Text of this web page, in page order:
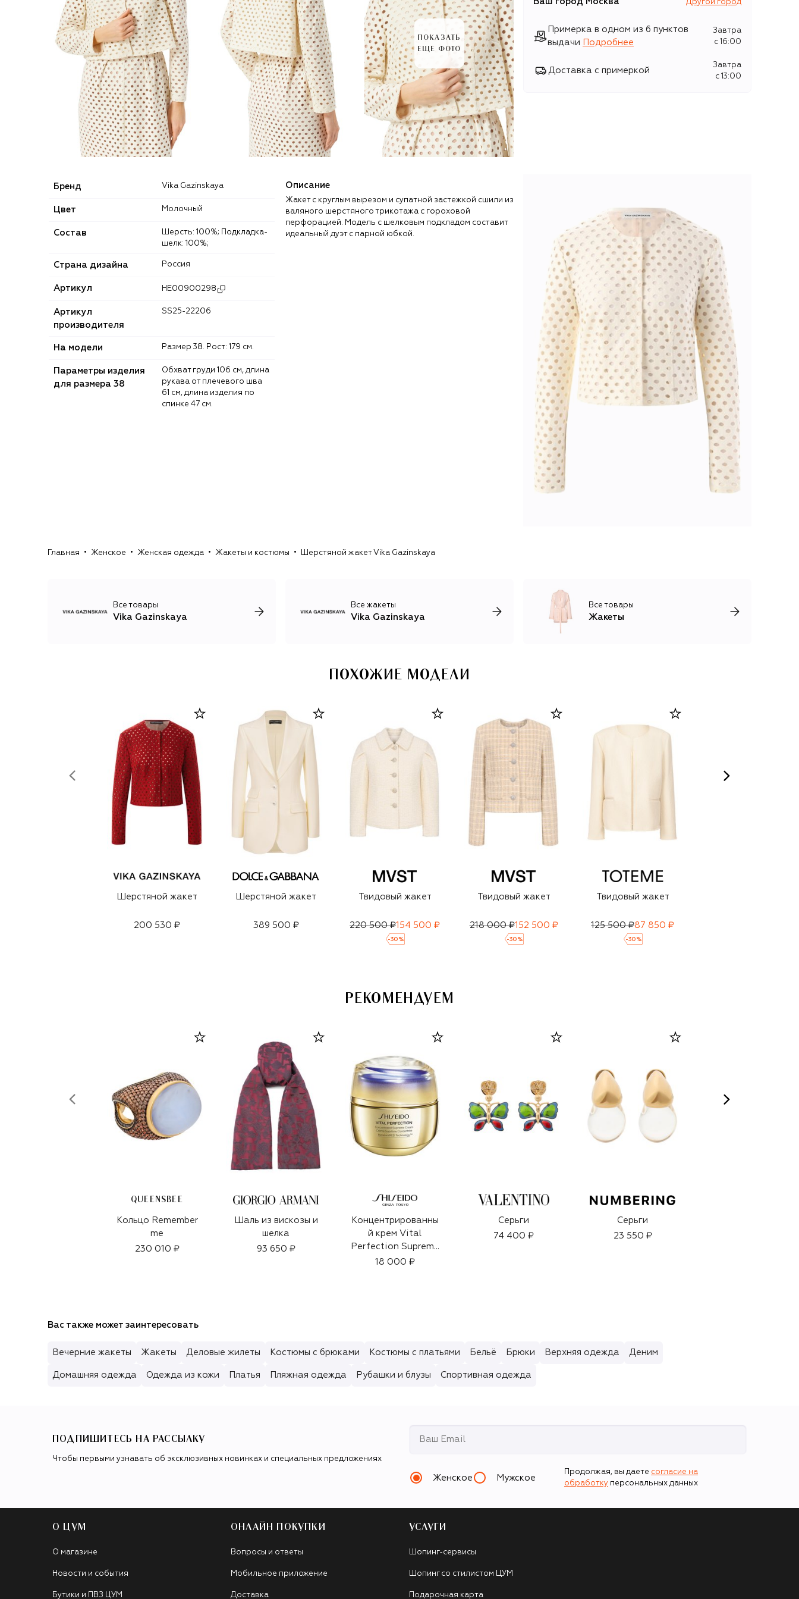
ПОКАЗАТЬ
ЕЩЕ ФОТО
Другой город
Примерка в одном из 6 пунктов
выдачи
Подробнее
Завтра
c 16:00
Доставка с примеркой
Завтра
c 13:00
Бренд Vika Gazinskaya
Цвет Молочный
Состав
Шерсть: 100%; Подкладка-
шелк: 100%;
Страна дизайна Россия
Артикул HE00900298
Артикул
производителя
SS25-22206
На модели Размер 38. Рост: 179 см.
Параметры изделия
для размера 38
Обхват груди 106 см, длина
рукава от плечевого шва
61 см, длина изделия по
спинке 47 см.
Описание
Жакет с круглым вырезом и супатной застежкой сшили из
валяного шерстяного трикотажа с гороховой
перфорацией. Модель с шелковым подкладом составит
идеальный дуэт с парной юбкой.
Главная Женское Женская одежда Жакеты и костюмы Шерстяной жакет Vika Gazinskaya
Все товары
Vika Gazinskaya
Все жакеты
Vika Gazinskaya
Все товары
Жакеты
ПОХОЖИЕ МОДЕЛИ
Шерстяной жакет
200 530 ₽
Шерстяной жакет
389 500 ₽
Твидовый жакет
220 500 ₽154 500 ₽
-30 %
Твидовый жакет
218 000 ₽152 500 ₽
-30 %
Твидовый жакет
125 500 ₽87 850 ₽
-30 %
РЕКОМЕНДУЕМ
QUEENSBEE
Кольцо Remember
me
230 010 ₽
Шаль из вискозы и
шелка
93 650 ₽
Концентрированны
й крем Vital
Perfection Supreme
(50ml)
18 000 ₽
Серьги
74 400 ₽
Серьги
23 550 ₽
Вас также может заинтересовать
Вечерние жакеты Жакеты Деловые жилеты Костюмы с брюками Костюмы с платьями Бельё Брюки Верхняя одежда Деним
Домашняя одежда Одежда из кожи Платья Пляжная одежда Рубашки и блузы Спортивная одежда
ПОДПИШИТЕСЬ НА РАССЫЛКУ
Чтобы первыми узнавать об эксклюзивных новинках и специальных предложениях
Женское Мужское
Продолжая, вы даете согласие на
обработку персональных данных
О ЦУМ
О магазине
Новости и события
Бутики и ПВЗ ЦУМ
ОНЛАЙН ПОКУПКИ
Вопросы и ответы
Мобильное приложение
Доставка
УСЛУГИ
Шопинг-сервисы
Шопинг со стилистом ЦУМ
Подарочная карта